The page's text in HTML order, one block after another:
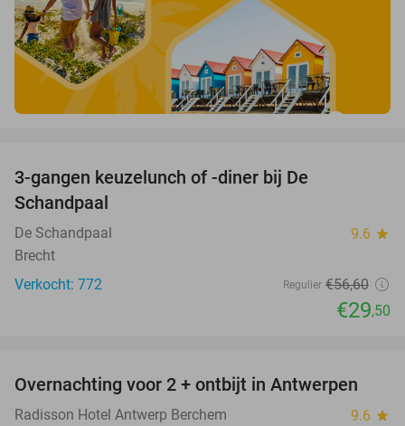
3-gangen keuzelunch of -diner bij De
Schandpaal
De Schandpaal 9.6 star
Brecht
Verkocht: 772
Regulier €56,60
€29,50
33%
Overnachting voor 2 + ontbijt in Antwerpen
Radisson Hotel Antwerp Berchem 9.6 star